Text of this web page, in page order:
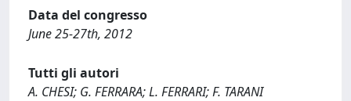
Data del congresso
June 25-27th, 2012
Tutti gli autori
A. CHESI; G. FERRARA; L. FERRARI; F. TARANI